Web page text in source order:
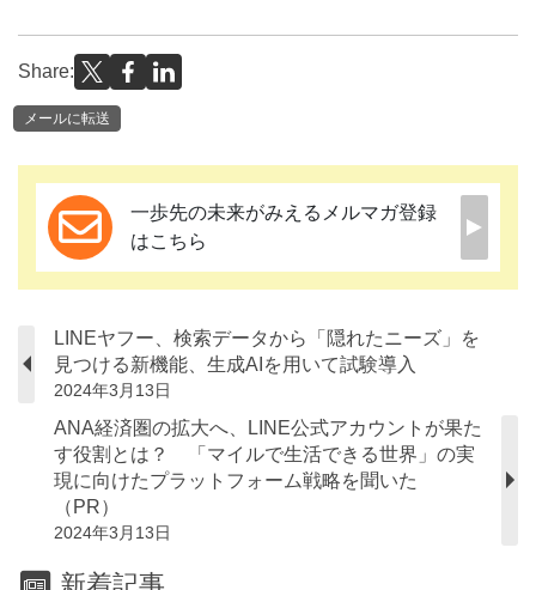
Share:
メールに転送
一歩先の未来がみえるメルマガ登録
はこちら
LINEヤフー、検索データから「隠れたニーズ」を
見つける新機能、生成AIを用いて試験導入
2024年3月13日
ANA経済圏の拡大へ、LINE公式アカウントが果た
す役割とは？ 「マイルで生活できる世界」の実
現に向けたプラットフォーム戦略を聞いた
（PR）
2024年3月13日